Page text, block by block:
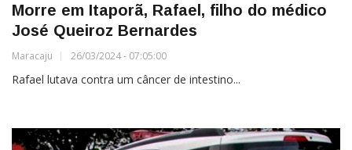
Morre em Itaporã, Rafael, filho do médico
José Queiroz Bernardes
Maracaju 26/03/2024 - 07:05:00
Rafael lutava contra um câncer de intestino...